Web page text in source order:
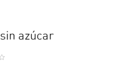
azúcar